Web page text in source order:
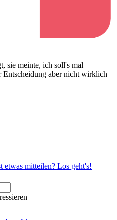
sie meinte, ich soll's mal
Entscheidung aber nicht wirklich
etwas mitteilen? Los geht's!